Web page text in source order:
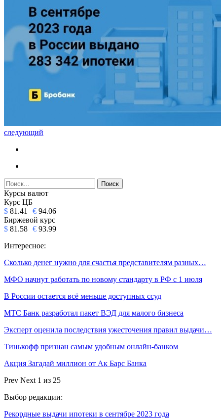
следующий
Курсы валют
Курс ЦБ
$ 81.41 € 94.06
Биржевой курс
$ 81.58 € 93.99
Интересное:
Сколько денег нужно для счастья представителям разных…
МФО начнут работать по новому стандарту в РФ с 1 июля
В России остается всё меньше доступных ссуд
МТС Банк разработал пакет ВЭД для малого бизнеса
Эксперт оценила последствия ужесточения правил выдачи…
Тинькофф признан самым удобным онлайн-банком
Акция Загадай миллион от Ак Барс Банка
Prev Next 1 из 25
Выбор редакции:
Рекордные выдачи ипотеки в сентябре 2023 года